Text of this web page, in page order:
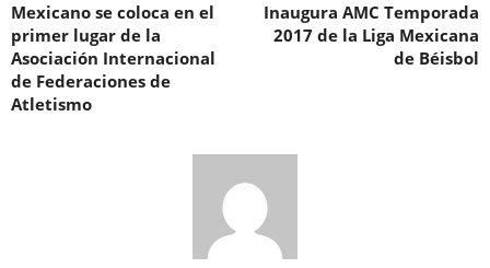
Mexicano se coloca en el
primer lugar de la
Asociación Internacional
de Federaciones de
Atletismo
Inaugura AMC Temporada
2017 de la Liga Mexicana
de Béisbol